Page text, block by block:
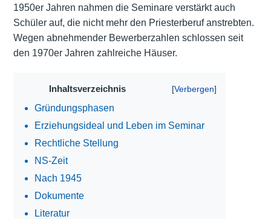
1950er Jahren nahmen die Seminare verstärkt auch
Schüler auf, die nicht mehr den Priesterberuf anstrebten.
Wegen abnehmender Bewerberzahlen schlossen seit
den 1970er Jahren zahlreiche Häuser.
Inhaltsverzeichnis
Gründungsphasen
Erziehungsideal und Leben im Seminar
Rechtliche Stellung
NS-Zeit
Nach 1945
Dokumente
Literatur